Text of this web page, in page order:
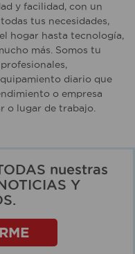
y facilidad, con un
tus necesidades,
hogar hasta tecnología,
más. Somos tu
diario que
o empresa
o lugar de trabajo.
nuestras
Y